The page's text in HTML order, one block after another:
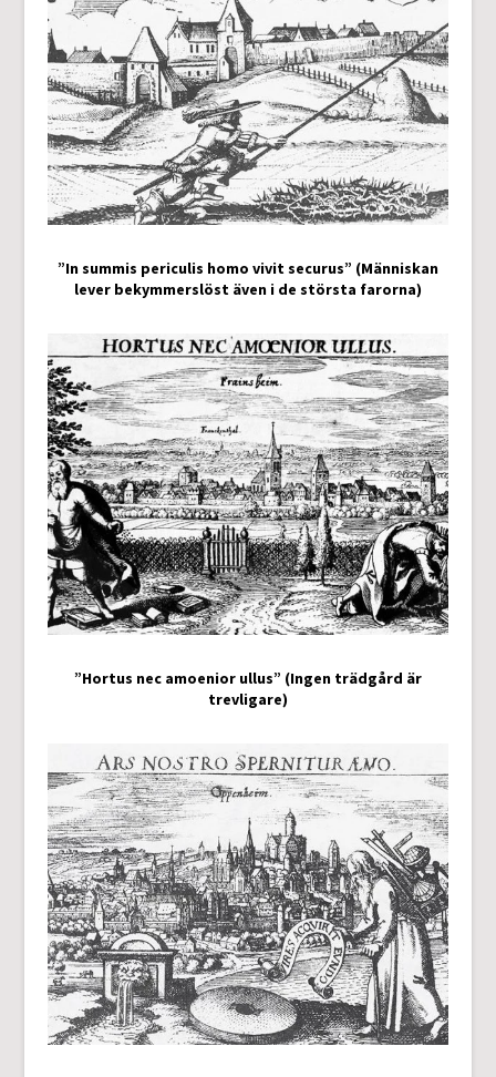
”In summis periculis homo vivit securus” (Människan
lever bekymmerslöst även i de största farorna)
”Hortus nec amoenior ullus” (Ingen trädgård är
trevligare)